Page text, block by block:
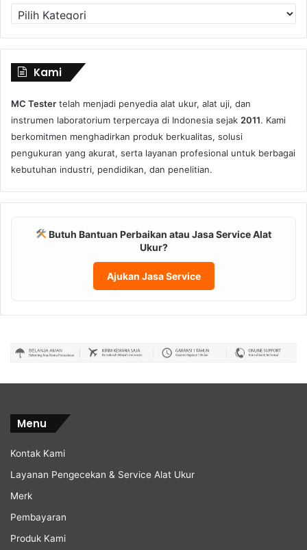
Kategori
Produk
Kami
MC Tester telah menjadi penyedia alat ukur, alat uji, dan
instrumen laboratorium terpercaya di Indonesia sejak 2011. Kami
berkomitmen menghadirkan produk berkualitas, solusi
pengukuran yang akurat, serta layanan profesional untuk berbagai
kebutuhan industri, pendidikan, dan penelitian.
Butuh Bantuan Perbaikan atau Jasa Service Alat
Ukur?
Ajukan Jasa Service
Menu
Kontak Kami
Layanan Pengecekan & Service Alat Ukur
Merk
Pembayaran
Produk Kami